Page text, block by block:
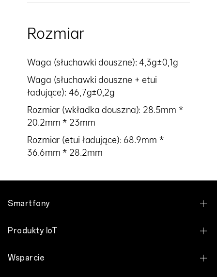
Rozmiar
Waga (słuchawki douszne): 4,3g±0,1g
Waga (słuchawki douszne + etui
ładujące): 46,7g±0,2g
Rozmiar (wkładka douszna): 28.5mm *
20.2mm * 23mm
Rozmiar (etui ładujące): 68.9mm *
36.6mm * 28.2mm
Smartfony
OPPO Find X9 Ultra
OPPO Reno15 5G
Produkty IoT
OPPO Enco Air5 Pro
Wsparcie